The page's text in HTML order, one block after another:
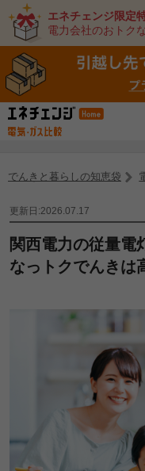
エネチェンジ限定
電力会社のおトク
でんきと暮らしの知恵袋
更新日:2026.07.17
関西電力の従量電
なっトクでんきは